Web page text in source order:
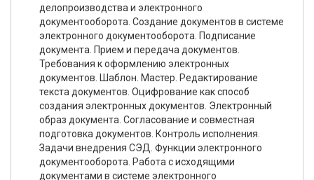
делопроизводства и электронного
документооборота. Создание документов в системе
электронного документооборота. Подписание
документа. Прием и передача документов.
Требования к оформлению электронных
документов. Шаблон. Мастер. Редактирование
текста документов. Оцифрование как способ
создания электронных документов. Электронный
образ документа. Согласование и совместная
подготовка документов. Контроль исполнения.
Задачи внедрения СЭД. Функции электронного
документооборота. Работа с исходящими
документами в системе электронного